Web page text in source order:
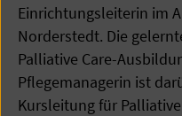
Einrichtungsleiterin im
Norderstedt. Die
Palliative Care-
Pflegemanagerin ist
Kursleitung für